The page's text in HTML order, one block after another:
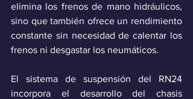
elimina los frenos de mano hidráulicos,
sino que también ofrece un rendimiento
constante sin necesidad de calentar los
frenos ni desgastar los neumáticos.
El sistema de suspensión del RN24
incorpora el desarrollo del chasis